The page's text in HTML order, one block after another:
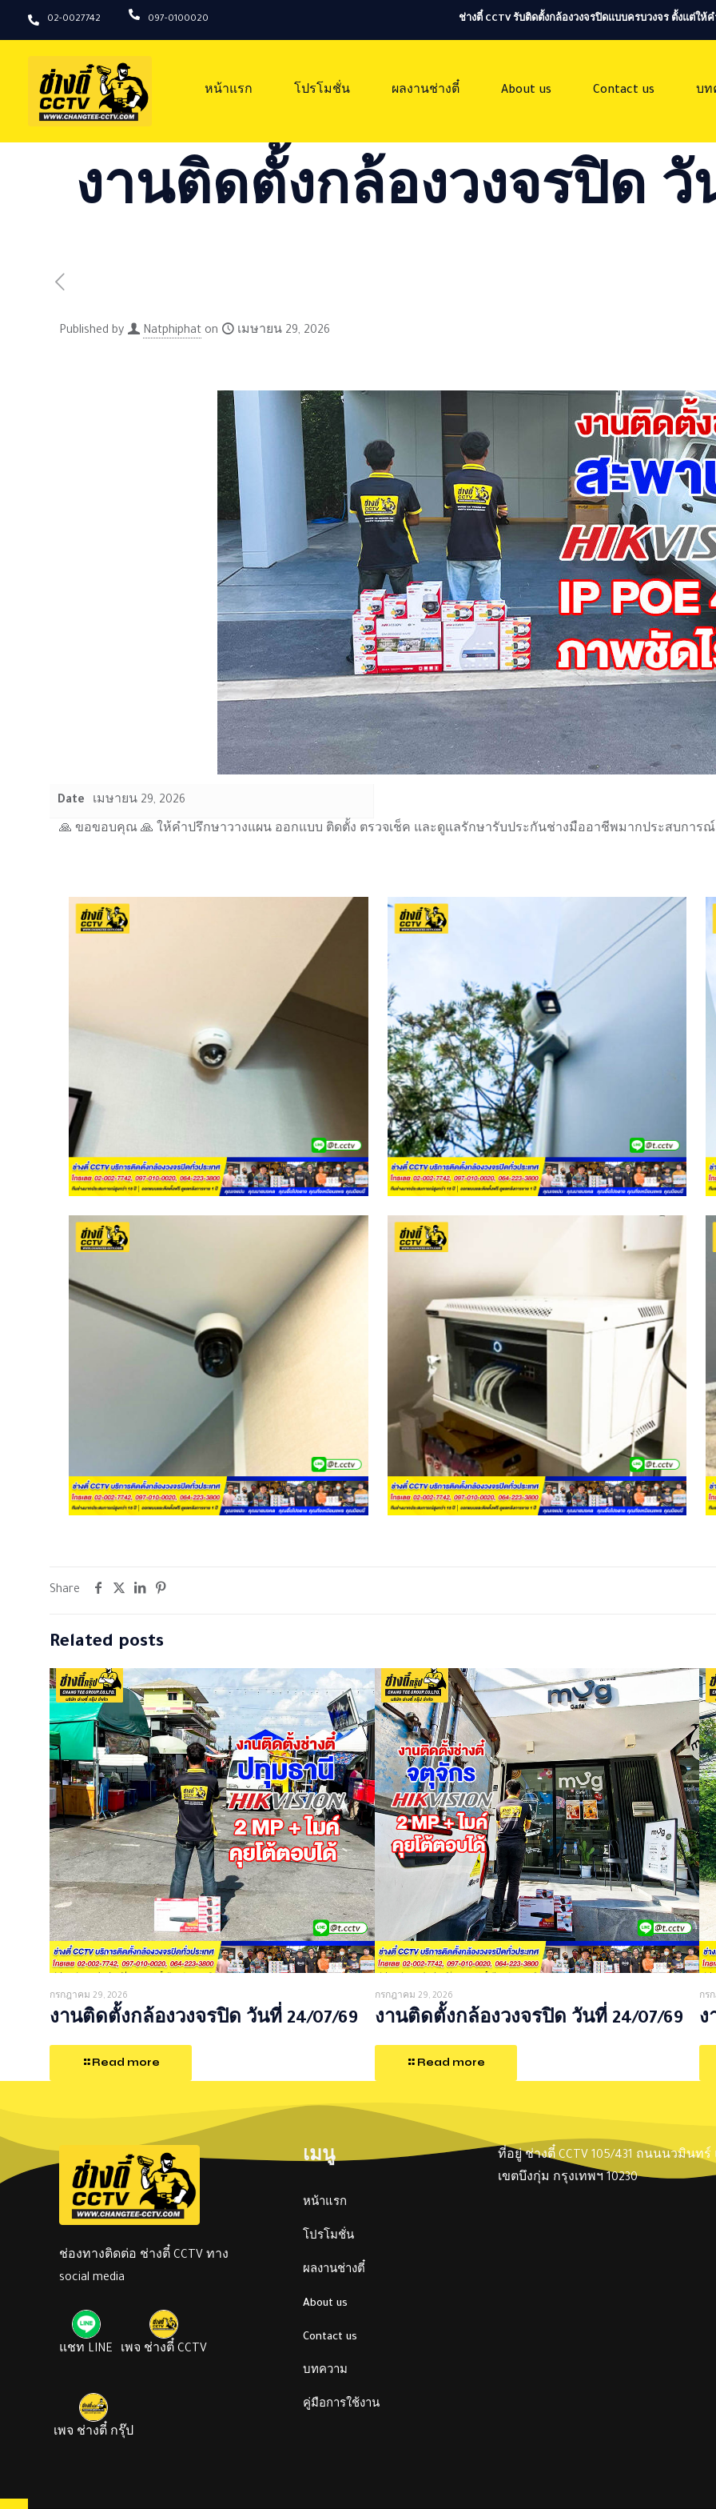
02-0027742 097-0100020 ช่างตี๋ CCTV รับติดตั้งกล้องวงจรปิดแบบครบวงจร ตั้งแต่
หน้าแรก โปรโมชั่น ผลงานช่างตี๋ About us Contact us บท
งานติดตั้งกล้องวงจรปิด วั
Published by Natphiphat on เมษายน 29, 2026
Date เมษายน 29, 2026
🙏 ขอขอบคุณ 🙏 ให้คำปรึกษาวางแผน ออกแบบ ติดตั้ง ตรวจเช็ค และดูแลรักษารับประกันช่างมืออาชีพมากประสบการณ์
Share
Related posts
กรกฎาคม 29, 2026
งานติดตั้งกล้องวงจรปิด วันที่ 24/07/69
Read more
กรกฎาคม 29, 2026
งานติดตั้งกล้องวงจรปิด วันที่ 24/07/69
Read more
กร
ง
ช่องทางติดต่อ ช่างตี๋ CCTV ทาง
social media
แชท LINE เพจ ช่างตี๋ CCTV
เพจ ช่างตี๋ กรุ๊ป
เมนู
หน้าแรก
โปรโมชั่น
ผลงานช่างตี๋
About us
Contact us
บทความ
คู่มือการใช้งาน
ที่อยู่ ช่างตี๋ CCTV 105/431 ถนนนวมินท
เขตบึงกุ่ม กรุงเทพฯ 10230